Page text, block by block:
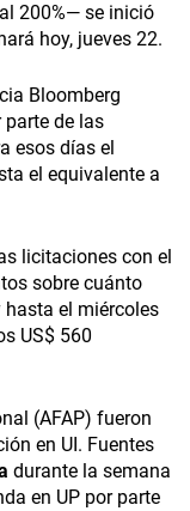
200%— se inició
hoy, jueves 22.
Bloomberg
de las
esos días el
el equivalente a
licitaciones con el
sobre cuánto
el miércoles
US$ 560
(AFAP) fueron
en UI. Fuentes
durante la semana
en UP por parte